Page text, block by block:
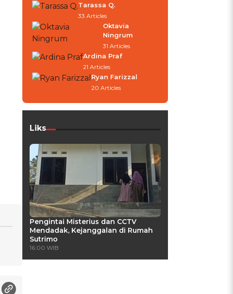
Tarassa Q.
33 Articles
Oktavia
Ningrum
31 Articles
Ardina Praf
21 Articles
Ryan Farizzal
20 Articles
Liks
Pengintai Misterius dan CCTV
Mendadak, Kejanggalan di Rumah
Sutrimo
16:00 WIB